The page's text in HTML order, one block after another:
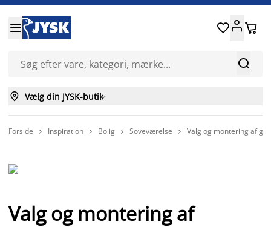


 
 Vælg din JYSK-butik
Forside  Inspiration  Bolig  Soveværelse  Valg og montering af
Valg og montering af